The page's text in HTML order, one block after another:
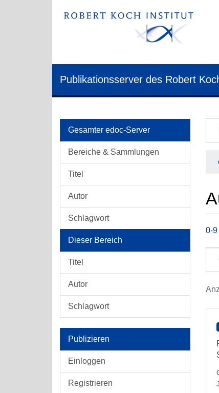
Publikationsserver des Robert
Gesamter edoc-Server
Bereiche & Sammlungen
Titel
Autor
Schlagwort
Dieser Bereich
Titel
Autor
Schlagwort
Publizieren
Einloggen
Registrieren
0-9